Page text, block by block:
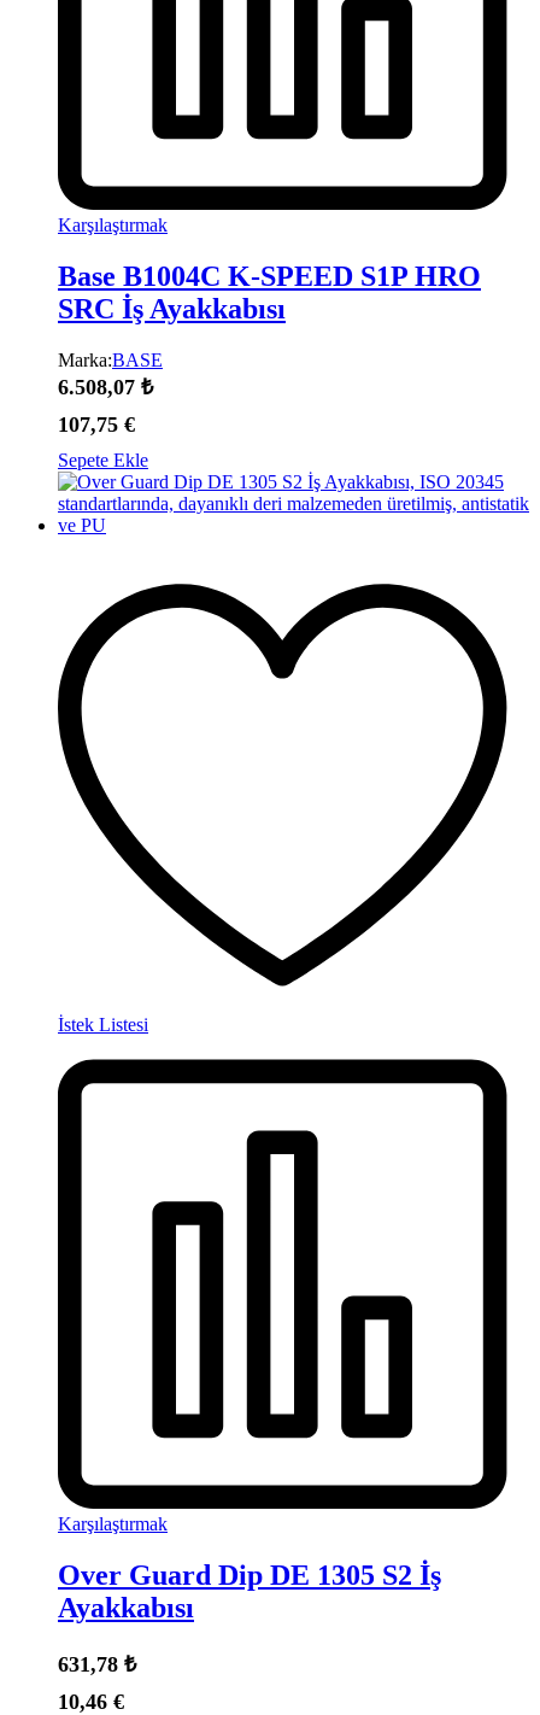
Karşılaştırmak
Base B1004C K-SPEED S1P HRO
SRC İş Ayakkabısı
Marka:BASE
6.508,07 ₺
107,75 €
Sepete Ekle
İstek Listesi
Karşılaştırmak
Over Guard Dip DE 1305 S2 İş
Ayakkabısı
631,78 ₺
10,46 €